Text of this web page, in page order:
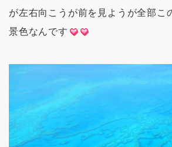
が左右向こうが前を見ようが全部こ
景色なんです